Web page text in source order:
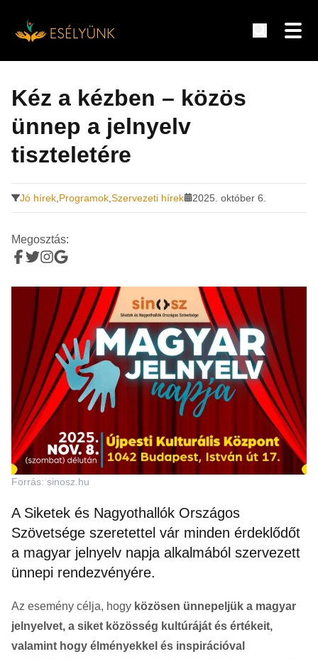
tartalomra
Kéz a kézben – közös
ünnep a jelnyelv
tiszteletére
Jó hírek Programok Szervezeti hírek 2025. október 6.
Megosztás:
Forrás: sinosz.hu
A Siketek és Nagyothallók Országos
Szövetsége szeretettel vár minden érdeklődőt
a magyar jelnyelv napja alkalmából szervezett
ünnepi rendezvényére.
Az esemény célja, hogy közösen ünnepeljük a magyar
jelnyelvet, a siket közösség kultúráját és értékeit,
valamint hogy élményekkel és inspirációval